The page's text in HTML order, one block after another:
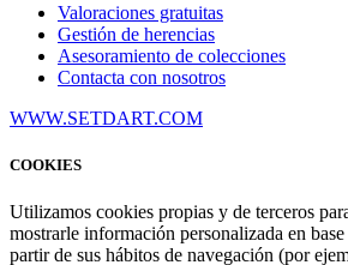
Valoraciones gratuitas
Gestión de herencias
Asesoramiento de colecciones
Contacta con nosotros
WWW.SETDART.COM
COOKIES
Utilizamos cookies propias y de terceros
mostrarle información personalizada en
partir de sus hábitos de navegación (por